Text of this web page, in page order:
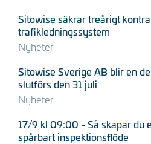
Sitowise säkrar treårigt
trafikledningssystem
Nyheter
Sitowise Sverige AB blir en
slutförs den 31 juli
Nyheter
17/9 kl 09:00 - Så skapar du
spårbart inspektionsflöde